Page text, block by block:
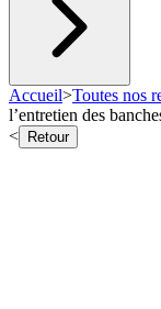
Accueil>Toutes nos
l’entretien des
<
Retour